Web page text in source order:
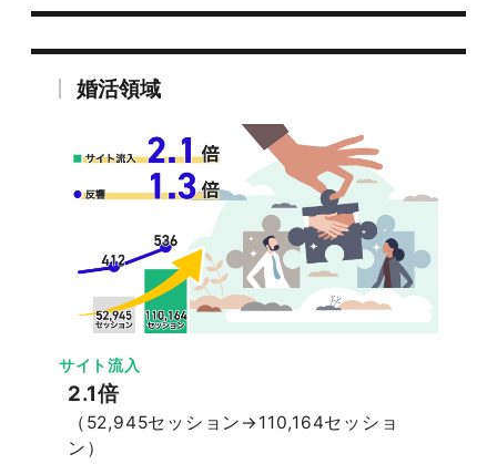
婚活領域
サイト流入
2.1倍
（52,945セッション→110,164セッショ
ン）